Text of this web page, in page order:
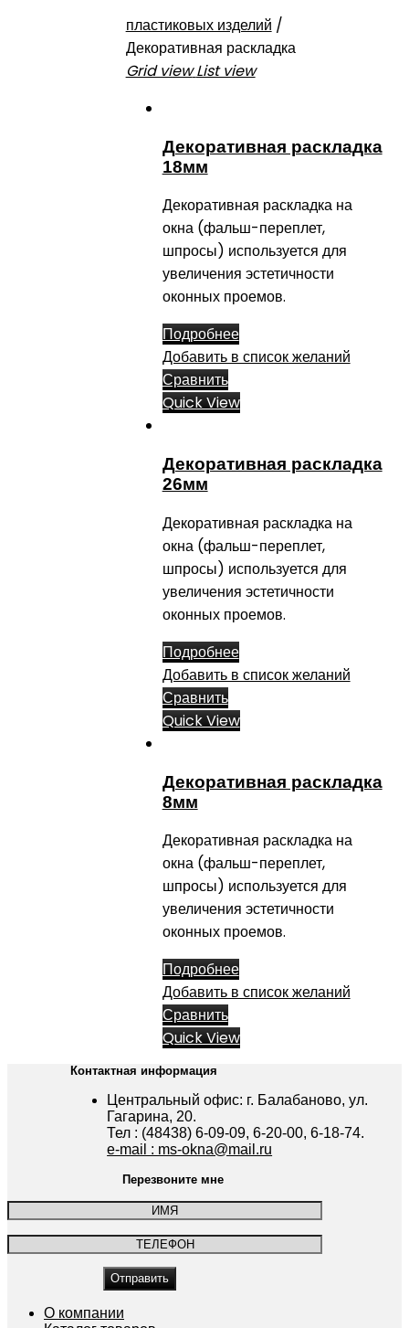
пластиковых изделий /
Декоративная раскладка
Grid view List view
Декоративная раскладка
18мм
Декоративная раскладка на
окна (фальш-переплет,
шпросы) используется для
увеличения эстетичности
оконных проемов.
Подробнее
Добавить в список желаний
Сравнить
Quick View
Декоративная раскладка
26мм
Декоративная раскладка на
окна (фальш-переплет,
шпросы) используется для
увеличения эстетичности
оконных проемов.
Подробнее
Добавить в список желаний
Сравнить
Quick View
Декоративная раскладка
8мм
Декоративная раскладка на
окна (фальш-переплет,
шпросы) используется для
увеличения эстетичности
оконных проемов.
Подробнее
Добавить в список желаний
Сравнить
Quick View
Контактная информация
Центральный офис: г. Балабаново, ул.
Гагарина, 20.
Тел : (48438) 6-09-09, 6-20-00, 6-18-74.
e-mail : ms-okna@mail.ru
Перезвоните мне
О компании